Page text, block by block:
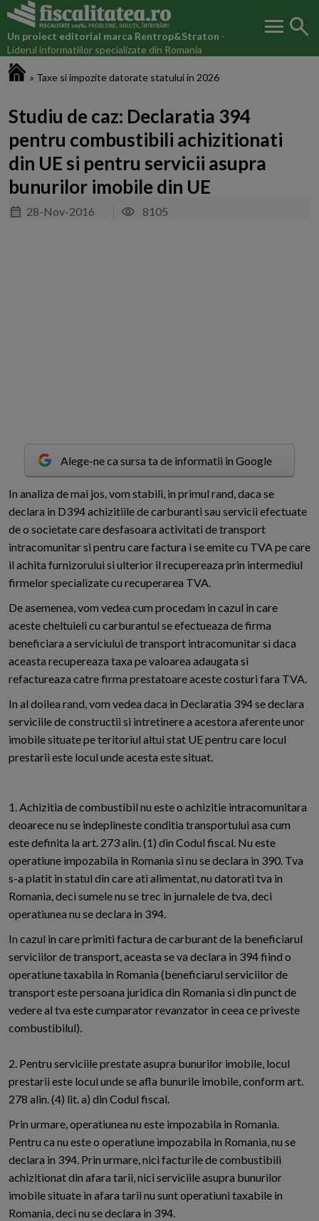
Un proiect editorial marca Rentrop&Straton -
Liderul informatiilor specializate din Romania
menu search
» Taxe si impozite datorate statului in 2026
Studiu de caz: Declaratia 394
pentru combustibili achizitionati
din UE si pentru servicii asupra
bunurilor imobile din UE
28-Nov-2016 8105
Alege-ne ca sursa ta de informatii in Google
In analiza de mai jos, vom stabili, in primul rand, daca se
declara in D394 achizitiile de carburanti sau servicii efectuate
de o societate care desfasoara activitati de transport
intracomunitar si pentru care factura i se emite cu TVA pe care
il achita furnizorului si ulterior il recupereaza prin intermediul
firmelor specializate cu recuperarea TVA.
De asemenea, vom vedea cum procedam in cazul in care
aceste cheltuieli cu carburantul se efectueaza de firma
beneficiara a serviciului de transport intracomunitar si daca
aceasta recupereaza taxa pe valoarea adaugata si
refactureaza catre firma prestatoare aceste costuri fara TVA.
In al doilea rand, vom vedea daca in Declaratia 394 se declara
serviciile de constructii si intretinere a acestora aferente unor
imobile situate pe teritoriul altui stat UE pentru care locul
prestarii este locul unde acesta este situat.
1. Achizitia de combustibil nu este o achizitie intracomunitara
deoarece nu se indeplineste conditia transportului asa cum
este definita la art. 273 alin. (1) din Codul fiscal. Nu este
operatiune impozabila in Romania si nu se declara in 390. Tva
s-a platit in statul din care ati alimentat, nu datorati tva in
Romania, deci sumele nu se trec in jurnalele de tva, deci
operatiunea nu se declara in 394.
In cazul in care primiti factura de carburant de la beneficiarul
serviciilor de transport, aceasta se va declara in 394 fiind o
operatiune taxabila in Romania (beneficiarul serviciilor de
transport este persoana juridica din Romania si din punct de
vedere al tva este cumparator revanzator in ceea ce priveste
combustibilul).
2. Pentru serviciile prestate asupra bunurilor imobile, locul
prestarii este locul unde se afla bunurile imobile, conform art.
278 alin. (4) lit. a) din Codul fiscal.
Prin urmare, operatiunea nu este impozabila in Romania.
Pentru ca nu este o operatiune impozabila in Romania, nu se
declara in 394. Prin urmare, nici facturile de combustibili
achizitionat din afara tarii, nici serviciile asupra bunurilor
imobile situate in afara tarii nu sunt operatiuni taxabile in
Romania, deci nu se declara in 394.